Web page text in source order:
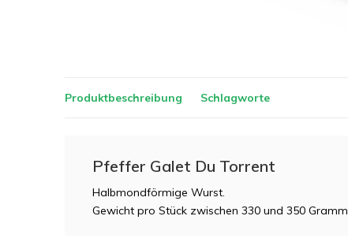
Produktbeschreibung Schlagworte
Pfeffer Galet Du Torrent
Halbmondförmige Wurst.
Gewicht pro Stück zwischen 330 und 350 Gramm